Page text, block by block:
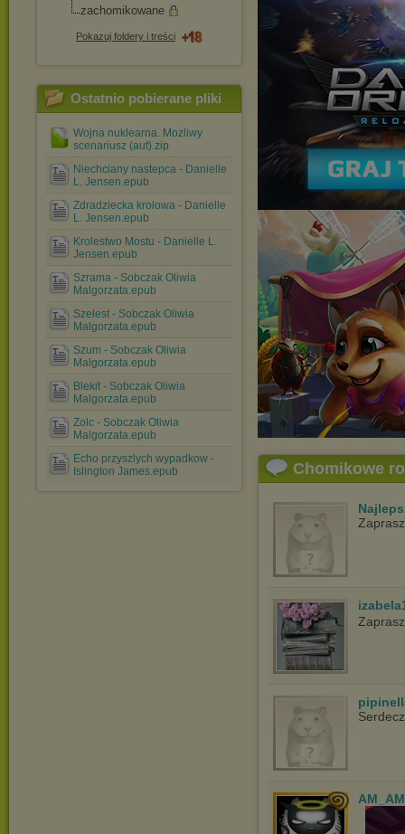
zachomikowane
Pokazuj foldery i treści
Ostatnio pobierane pliki
Wojna nuklearna. Mozliwy
scenariusz (aut).zip
Niechciany nastepca - Danielle
L. Jensen.epub
Zdradziecka krolowa - Danielle
L. Jensen.epub
Krolestwo Mostu - Danielle L.
Jensen.epub
Szrama - Sobczak Oliwia
Malgorzata.epub
Szelest - Sobczak Oliwia
Malgorzata.epub
Szum - Sobczak Oliwia
Malgorzata.epub
Blekit - Sobczak Oliwia
Malgorzata.epub
Zolc - Sobczak Oliwia
Malgorzata.epub
Echo przyszlych wypadkow -
Islington James.epub
Chomikowe
AM_AM